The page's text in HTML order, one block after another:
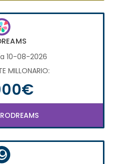
10-08-2026
MILLONARIO: